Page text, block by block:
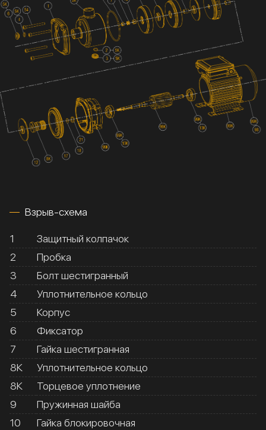
Взрыв-схема
1
Защитный колпачок
2
Пробка
3
Болт шестигранный
4
Уплотнительное кольцо
5
Корпус
6
Фиксатор
7
Гайка шестигранная
8К
Уплотнительное кольцо
8К
Торцевое уплотнение
9
Пружинная шайба
10
Гайка блокировочная